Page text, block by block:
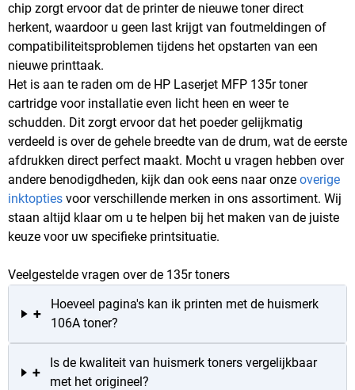
chip zorgt ervoor dat de printer de nieuwe toner direct
herkent, waardoor u geen last krijgt van foutmeldingen of
compatibiliteitsproblemen tijdens het opstarten van een
nieuwe printtaak.
Het is aan te raden om de HP Laserjet MFP 135r toner
cartridge voor installatie even licht heen en weer te
schudden. Dit zorgt ervoor dat het poeder gelijkmatig
verdeeld is over de gehele breedte van de drum, wat de eerste
afdrukken direct perfect maakt. Mocht u vragen hebben over
andere benodigdheden, kijk dan ook eens naar onze overige
inktopties voor verschillende merken in ons assortiment. Wij
staan altijd klaar om u te helpen bij het maken van de juiste
keuze voor uw specifieke printsituatie.
Veelgestelde vragen over de 135r toners
+
Hoeveel pagina's kan ik printen met de huismerk
106A toner?
+
Is de kwaliteit van huismerk toners vergelijkbaar
met het origineel?